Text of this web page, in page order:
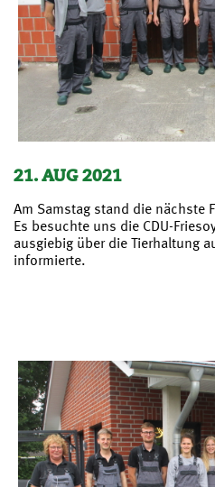
21. AUG 2021
Am Samstag stand die nächste
Es besuchte uns die CDU-
ausgiebig über die Tierhaltung
informierte.